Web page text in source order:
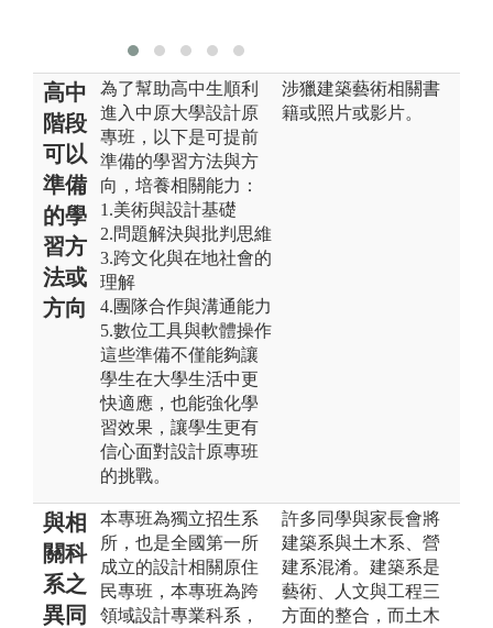
高中
階段
可以
準備
的學
習方
法或
方向
為了幫助高中生順利
進入中原大學設計原
專班，以下是可提前
準備的學習方法與方
向，培養相關能力：
1.美術與設計基礎
2.問題解決與批判思維
3.跨文化與在地社會的
理解
4.團隊合作與溝通能力
5.數位工具與軟體操作
這些準備不僅能夠讓
學生在大學生活中更
快適應，也能強化學
習效果，讓學生更有
信心面對設計原專班
的挑戰。
涉獵建築藝術相關書
籍或照片或影片。
與相
關科
系之
異同
本專班為獨立招生系
所，也是全國第一所
成立的設計相關原住
民專班，本專班為跨
領域設計專業科系，
許多同學與家長會將
建築系與土木系、營
建系混淆。建築系是
藝術、人文與工程三
方面的整合，而土木